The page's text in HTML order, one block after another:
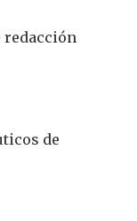
redacción
de